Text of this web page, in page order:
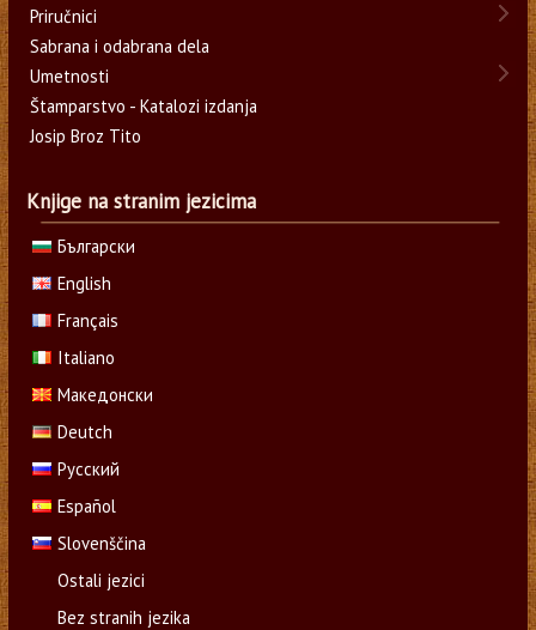
Priručnici
Sabrana i odabrana dela
Umetnosti
Štamparstvo - Katalozi izdanja
Josip Broz Tito
Knjige na stranim jezicima
Български
English
Français
Italiano
Македонски
Deutch
Русский
Español
Slovenščina
Ostali jezici
Bez stranih jezika